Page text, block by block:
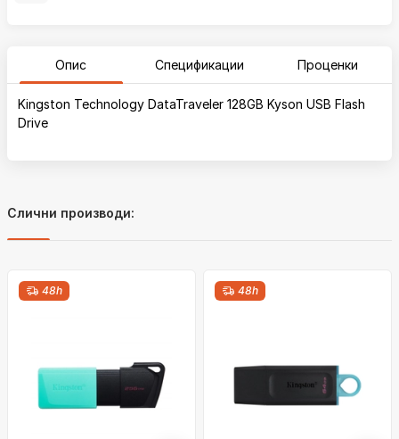
Опис Спецификации Проценки
Kingston Technology DataTraveler 128GB Kyson USB Flash
Drive
Слични производи:
48h 48h